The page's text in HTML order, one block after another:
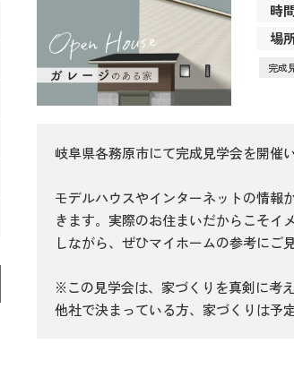
時
場
完成
岐阜県各務原市にて完成見学会を開催
モデルハウスやインターネットの情報
きます。実際のお住まいだからこそイ
しながら、ぜひマイホームの参考にご
※この見学会は、家づくりを真剣に考
他社で決まっている方、家づくりは予